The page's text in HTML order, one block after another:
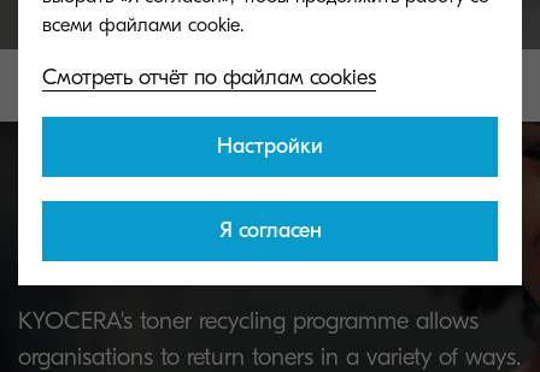
Toner take-back service
KYOCERA's toner recycling programme allows
organisations to return toners in a variety of ways.
Смотреть отчёт по файлам cookies
Настройки
Я согласен